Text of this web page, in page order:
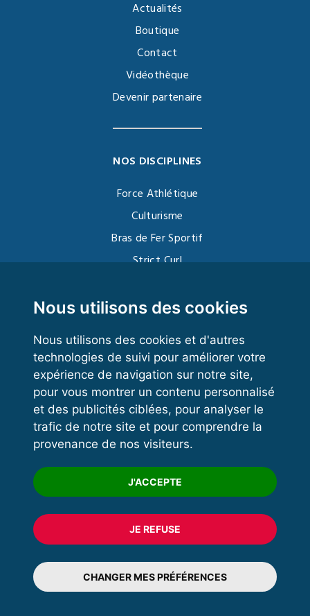
Nous utilisons des cookies
Nous utilisons des cookies et d'autres
technologies de suivi pour améliorer votre
expérience de navigation sur notre site,
pour vous montrer un contenu personnalisé
et des publicités ciblées, pour analyser le
trafic de notre site et pour comprendre la
provenance de nos visiteurs.
J'ACCEPTE
JE REFUSE
CHANGER MES PRÉFÉRENCES
Actualités
Boutique
Contact
Vidéothèque
Devenir partenaire
NOS DISCIPLINES
Force Athlétique
Culturisme
Bras de Fer Sportif
Strict Curl
Kettlebell
VOS ESPACES
Espace dirigeant
Espace licencié
Trouver un club
Formation
© 2020 FFFORCE Tous droits réservés
Mentions légales
Plan du site